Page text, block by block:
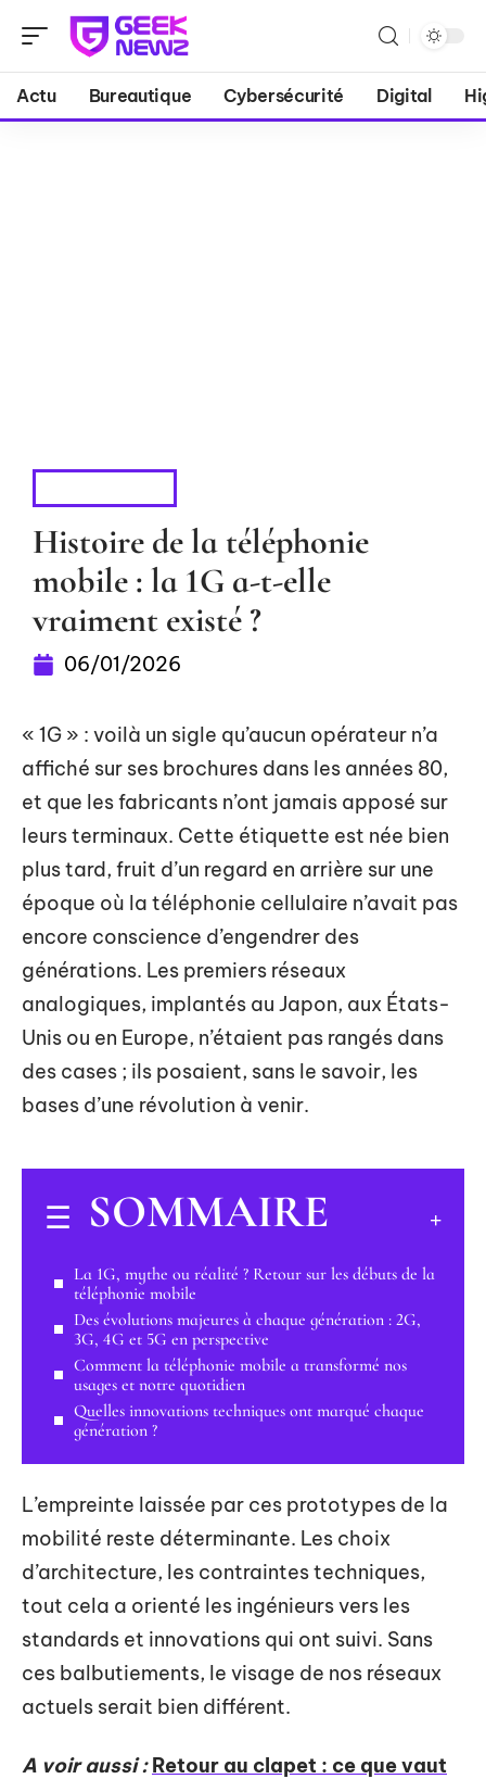
Actu Bureautique Cybersécurité Digital
Histoire de la téléphonie
mobile : la 1G a-t-elle
vraiment existé ?
06/01/2026
« 1G » : voilà un sigle qu’aucun opérateur n’a
affiché sur ses brochures dans les années 80,
et que les fabricants n’ont jamais apposé sur
leurs terminaux. Cette étiquette est née bien
plus tard, fruit d’un regard en arrière sur une
époque où la téléphonie cellulaire n’avait pas
encore conscience d’engendrer des
générations. Les premiers réseaux
analogiques, implantés au Japon, aux États-
Unis ou en Europe, n’étaient pas rangés dans
des cases ; ils posaient, sans le savoir, les
bases d’une révolution à venir.
SOMMAIRE
La 1G, mythe ou réalité ? Retour sur les débuts de la
téléphonie mobile
Des évolutions majeures à chaque génération : 2G,
3G, 4G et 5G en perspective
Comment la téléphonie mobile a transformé nos
usages et notre quotidien
Quelles innovations techniques ont marqué chaque
génération ?
L’empreinte laissée par ces prototypes de la
mobilité reste déterminante. Les choix
d’architecture, les contraintes techniques,
tout cela a orienté les ingénieurs vers les
standards et innovations qui ont suivi. Sans
ces balbutiements, le visage de nos réseaux
actuels serait bien différent.
A voir aussi : Retour au clapet : ce que vaut